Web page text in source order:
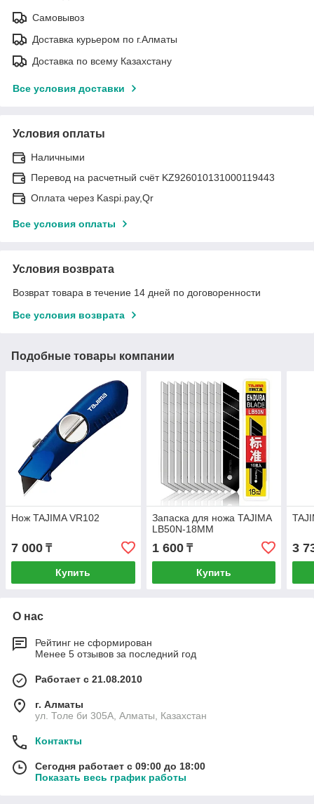
Самовывоз
Доставка курьером по г.Алматы
Доставка по всему Казахстану
Все условия доставки
Условия оплаты
Наличными
Перевод на расчетный счёт KZ926010131000119443
Оплата через Kaspi.pay,Qr
Все условия оплаты
Условия возврата
Возврат товара в течение 14 дней по договоренности
Все условия возврата
Подобные товары компании
Нож TAJIMA VR102
7 000 ₸
Купить
Запаска для ножа TAJIMA
LB50N-18MM
1 600₸
Купить
3
О нас
Рейтинг не сформирован
Менее 5 отзывов за последний год
Работает с 21.08.2010
г. Алматы
ул. Толе би 305А, Алматы, Казахстан
Контакты
Сегодня работает с 09:00 до 18:00
Показать весь график работы